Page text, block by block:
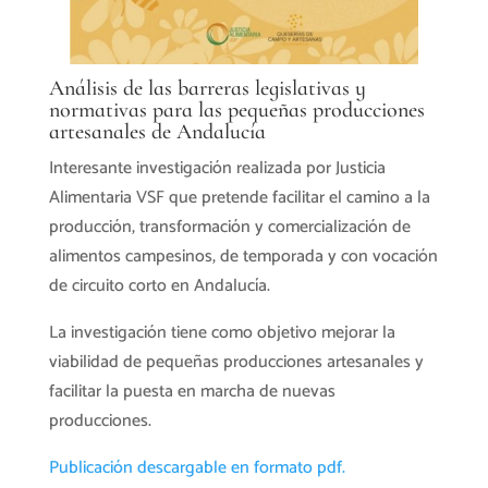
Análisis de las barreras legislativas y
normativas para las pequeñas producciones
artesanales de Andalucía
Interesante investigación realizada por Justicia
Alimentaria VSF que pretende facilitar el camino a la
producción, transformación y comercialización de
alimentos campesinos, de temporada y con vocación
de circuito corto en Andalucía.
La investigación tiene como objetivo mejorar la
viabilidad de pequeñas producciones artesanales y
facilitar la puesta en marcha de nuevas
producciones.
Publicación descargable en formato pdf.